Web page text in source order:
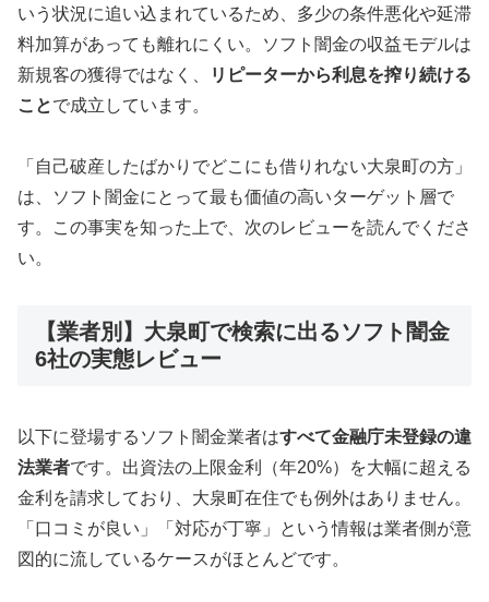
いう状況に追い込まれているため、多少の条件悪化や延滞
料加算があっても離れにくい。ソフト闇金の収益モデルは
新規客の獲得ではなく、
リピーターから利息を搾り続ける
ことで成立しています。
「自己破産したばかりでどこにも借りれない大泉町の方」
は、ソフト闇金にとって最も価値の高いターゲット層で
す。この事実を知った上で、次のレビューを読んでくださ
い。
【業者別】大泉町で検索に出るソフト闇金
6社の実態レビュー
以下に登場するソフト闇金業者はすべて金融庁未登録の違
法業者です。出資法の上限金利（年20%）を大幅に超える
金利を請求しており、大泉町在住でも例外はありません。
「口コミが良い」「対応が丁寧」という情報は業者側が意
図的に流しているケースがほとんどです。